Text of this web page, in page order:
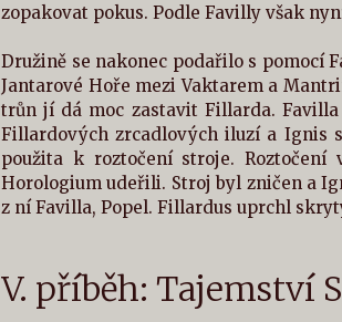
zopakovat pokus. Podle Favilly však
Družině se nakonec podařilo s pomocí
Jantarové Hoře mezi Vaktarem a
trůn jí dá moc zastavit Fillarda.
Fillardových zrcadlových iluzí a Ignis
použita k roztočení stroje.
Horologium udeřili. Stroj byl zničen a
z ní Favilla, Popel. Fillardus uprchl
V. příběh: Tajemství